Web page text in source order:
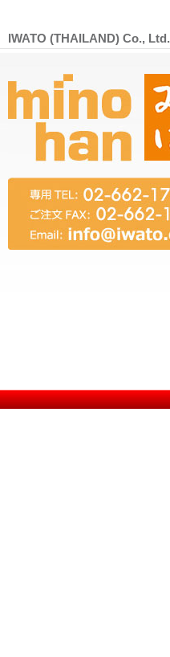
IWATO (THAILAND) Co., Ltd.